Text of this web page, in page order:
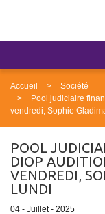
Accueil
Société
Pool judiciaire
vendredi, Sophie
POOL
DIOP
VENDREDI,
LUNDI
04 - Juillet - 2025